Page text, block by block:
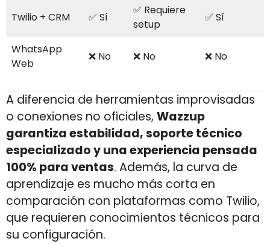
Twilio + CRM ✅ Sí
✅ Requiere
setup
✅ Sí
WhatsApp
Web
❌ No ❌ No ❌ No
A diferencia de herramientas improvisadas
o conexiones no oficiales, Wazzup
garantiza estabilidad, soporte técnico
especializado y una experiencia pensada
100% para ventas. Además, la curva de
aprendizaje es mucho más corta en
comparación con plataformas como Twilio,
que requieren conocimientos técnicos para
su configuración.